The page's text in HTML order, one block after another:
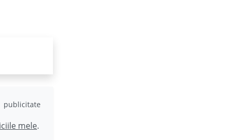
publicitate
mele.